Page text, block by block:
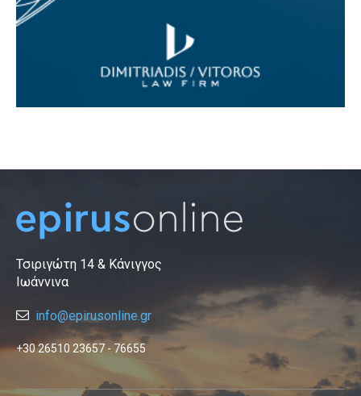
Τσιριγώτη 14 & Κάνιγγος
Ιωάννινα
info@epirusonline.gr
+30 26510 23657 - 76655